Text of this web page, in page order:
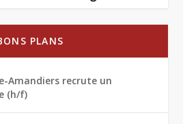
PLANS
Amandiers recrute un
(h/f)